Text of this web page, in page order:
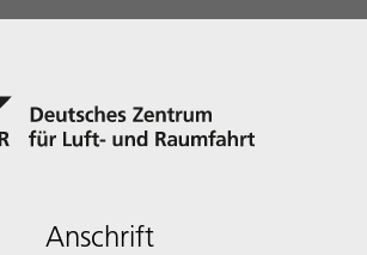
Anschrift